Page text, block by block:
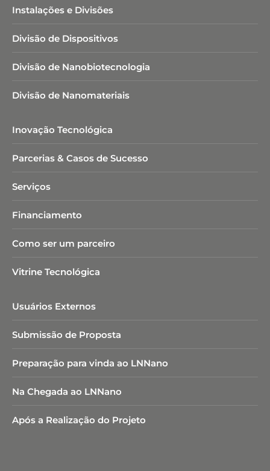
Instalações e Divisões
Divisão de Dispositivos
Divisão de Nanobiotecnologia​
Divisão de Nanomateriais
Inovação Tecnológica
Parcerias & Casos de Sucesso
Serviços
Financiamento
Como ser um parceiro
Vitrine Tecnológica
Usuários Externos
Submissão de Proposta
Preparação para vinda ao LNNano
Na Chegada ao LNNano
Após a Realização do Projeto